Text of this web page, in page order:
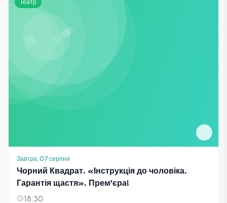
Театр
Завтра, 07 серпня
Чорний Квадрат. «Інструкція до чоловіка.
Гарантія щастя». Прем'єра!
18:30